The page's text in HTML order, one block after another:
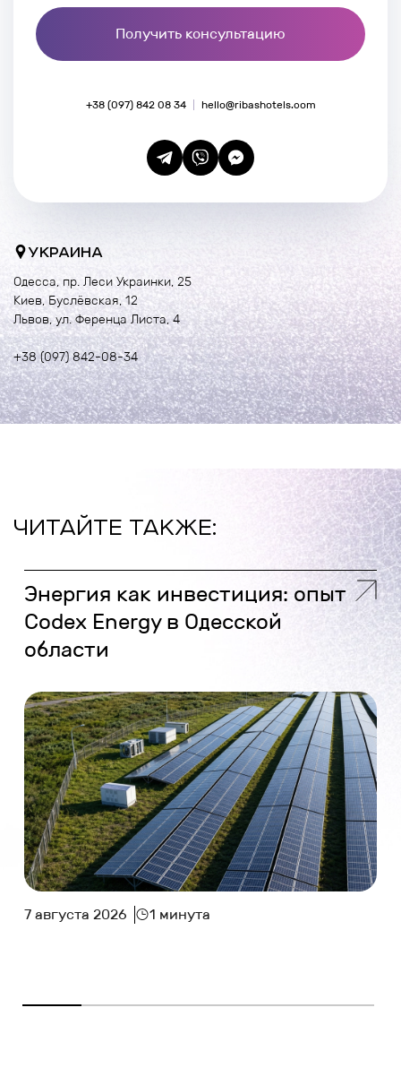
Получить консультацию
+38 (097) 842 08 34 hello@ribashotels.com
УКРАИНА
Одесса, пр. Леси Украинки, 25
Киев, Буслёвская, 12
Львов, ул. Ференца Листа, 4
+38 (097) 842-08-34
ЧИТАЙТЕ ТАКЖЕ:
Энергия как инвестиция: опыт
Codex Energy в Одесской
области
7 августа 2026 1 минута